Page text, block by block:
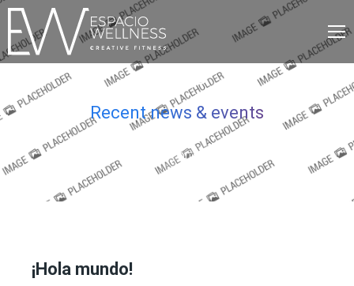
BLOG
Recent news & events
Estás aquí:
Our blog
¡Hola mundo!